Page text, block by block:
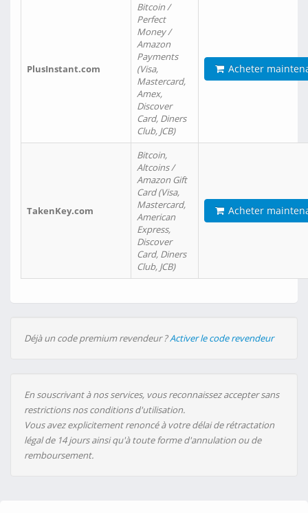
PlusInstant.com
Bitcoin /
Perfect
Money /
Amazon
Payments
(Visa,
Mastercard,
Amex,
Discover
Card, Diners
Club, JCB)
Acheter
TakenKey.com
Bitcoin,
Altcoins /
Amazon Gift
Card (Visa,
Mastercard,
American
Express,
Discover
Card, Diners
Club, JCB)
Acheter
Déjà un code premium revendeur ?Activer le code revendeur
En souscrivant à nos services, vous reconnaissez accepter sans
restrictions nos conditions d'utilisation.
Vous avez explicitement renoncé à votre délai de rétractation
légal de 14 jours ainsi qu'à toute forme d'annulation ou de
remboursement.